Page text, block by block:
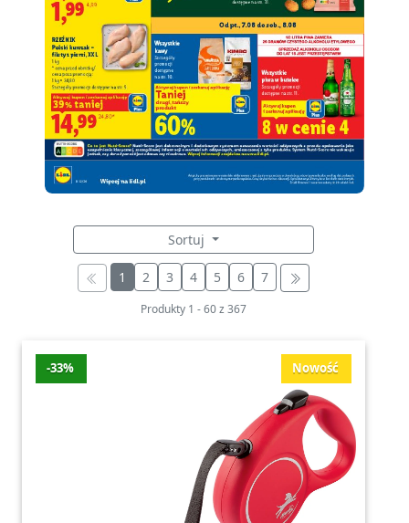
oferty produktów trwałych oraz
konserwowych. Znajdziesz u nas także
produkty dla dzieci oraz artykuły sezonowe,
idealne na doroczne okazje i święta.
Zapraszamy do zapoznania się z naszym
szerokim asortymentem i korzystania z
naszych atrakcyjnych promocji i rabatów. Z
wychodzenia z domu. Odkryj wygodę
zakupów online i ciesz się wysoką jakością
produktów dostępnych w Lidl.
Sortuj
1 2 3 4 5 6 7
Produkty 1 -60z 367
Nowość
-33%